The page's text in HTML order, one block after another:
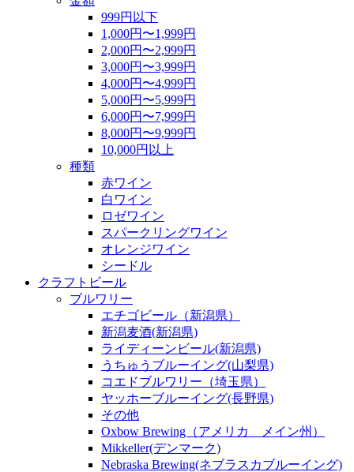
999円以下
1,000円〜1,999円
2,000円〜2,999円
3,000円〜3,999円
4,000円〜4,999円
5,000円〜5,999円
6,000円〜7,999円
8,000円〜9,999円
10,000円以上
種類
赤ワイン
白ワイン
ロゼワイン
スパークリングワイン
オレンジワイン
シードル
クラフトビール
ブルワリー
エチゴビール（新潟県）
新潟麦酒(新潟県)
ライディーンビール(新潟県)
うちゅうブルーイング(山梨県)
コエドブルワリー（埼玉県）
ヤッホーブルーイング(長野県)
その他
Oxbow Brewing（アメリカ メイン州）
Mikkeller(デンマーク)
Nebraska Brewing(ネブラスカブルーイング)